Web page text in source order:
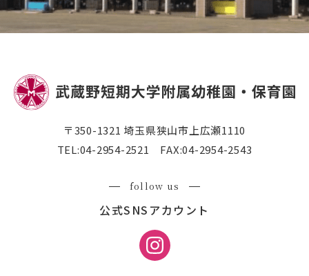
〒350-1321 埼玉県狭山市上広瀬1110
TEL:04-2954-2521 FAX:04-2954-2543
follow us
公式SNSアカウント